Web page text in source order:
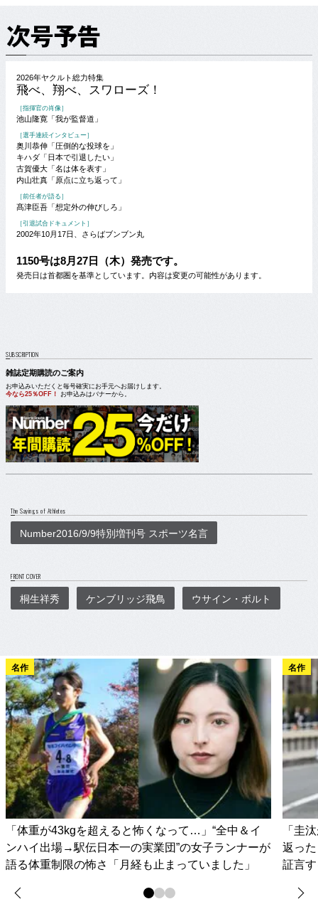
2026年ヤクルト総力特集
飛べ、翔べ、スワローズ！
［指揮官の肖像］
池山隆寛「我が監督道」
［選手連続インタビュー］
奥川恭伸「圧倒的な投球を」
キハダ「日本で引退したい」
古賀優大「名は体を表す」
内山壮真「原点に立ち返って」
［前任者が語る］
髙津臣吾「想定外の伸びしろ」
［引退試合ドキュメント］
2002年10月17日、さらばブンブン丸
1150号は8月27日（木）発売です。
発売日は首都圏を基準としています。内容は変更の可能性があります。
SUBSCRIPTION
雑誌定期購読のご案内
お申込みいただくと毎号確実にお手元へお届けします。
今なら25％OFF！ お申込みはバナーから。
The Sayings of Athletes
Number2016/9/9特別増刊号 スポーツ名言
FRONT COVER
桐生祥秀 ケンブリッジ飛鳥 ウサイン・ボルト
名作
「体重が43kgを超えると怖くなって…」“全中＆イ
ンハイ出場→駅伝日本一の実業団”の女子ランナーが
語る体重制限の怖さ「月経も止まっていました」
名作
「圭
返っ
証言